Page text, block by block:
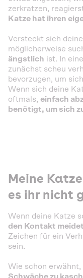
zerkratzen,
Katze hat ihren
Versteckt sich
möglicherweise
ängstlich ist. In
zunächst scheu
bevorzugen, um
Wenn sich deine
oftmals, einfach
benötigt, um sich
Meine
es ihr nicht
Wenn deine Katze
den Kontakt
Zeichen für ein
sein.
Wie schon erwähnt,
Schwäche zu